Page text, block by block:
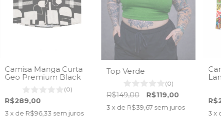
Camisa Manga Curta
Geo Premium Black
(0)
R$289,00
3 x de R$96,33 sem juros
Top Verde
(0)
R$149,00 R$119,00
3 x de R$39,67 sem juros
3 x